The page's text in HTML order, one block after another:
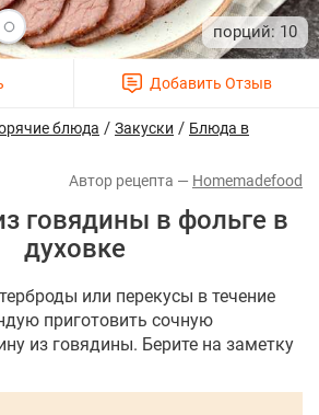
10
блюда / Закуски / Блюда в
Homemadefood
говядины в фольге в
духовке
или перекусы в течение
приготовить сочную
из говядины. Берите на заметку